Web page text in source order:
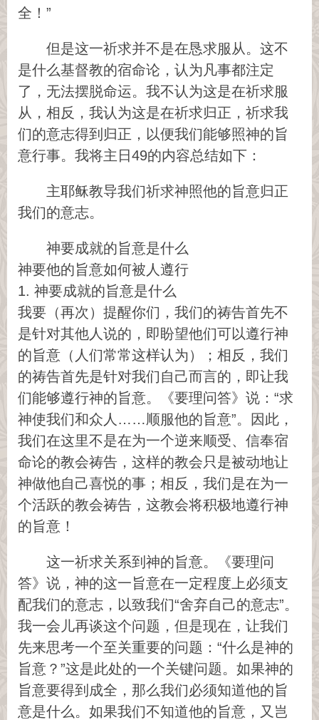
全！”
但是这一祈求并不是在恳求服从。这不
是什么基督教的宿命论，认为凡事都注定
了，无法摆脱命运。我不认为这是在祈求服
从，相反，我认为这是在祈求归正，祈求我
们的意志得到归正，以便我们能够照神的旨
意行事。我将主日49的内容总结如下：
主耶稣教导我们祈求神照他的旨意归正
我们的意志。
神要成就的旨意是什么
神要他的旨意如何被人遵行
1. 神要成就的旨意是什么
我要（再次）提醒你们，我们的祷告首先不
是针对其他人说的，即盼望他们可以遵行神
的旨意（人们常常这样认为）；相反，我们
的祷告首先是针对我们自己而言的，即让我
们能够遵行神的旨意。《要理问答》说：“求
神使我们和众人……顺服他的旨意”。因此，
我们在这里不是在为一个逆来顺受、信奉宿
命论的教会祷告，这样的教会只是被动地让
神做他自己喜悦的事；相反，我们是在为一
个活跃的教会祷告，这教会将积极地遵行神
的旨意！
这一祈求关系到神的旨意。《要理问
答》说，神的这一旨意在一定程度上必须支
配我们的意志，以致我们“舍弃自己的意志”。
我一会儿再谈这个问题，但是现在，让我们
先来思考一个至关重要的问题：“什么是神的
旨意？”这是此处的一个关键问题。如果神的
旨意要得到成全，那么我们必须知道他的旨
意是什么。如果我们不知道他的旨意，又岂